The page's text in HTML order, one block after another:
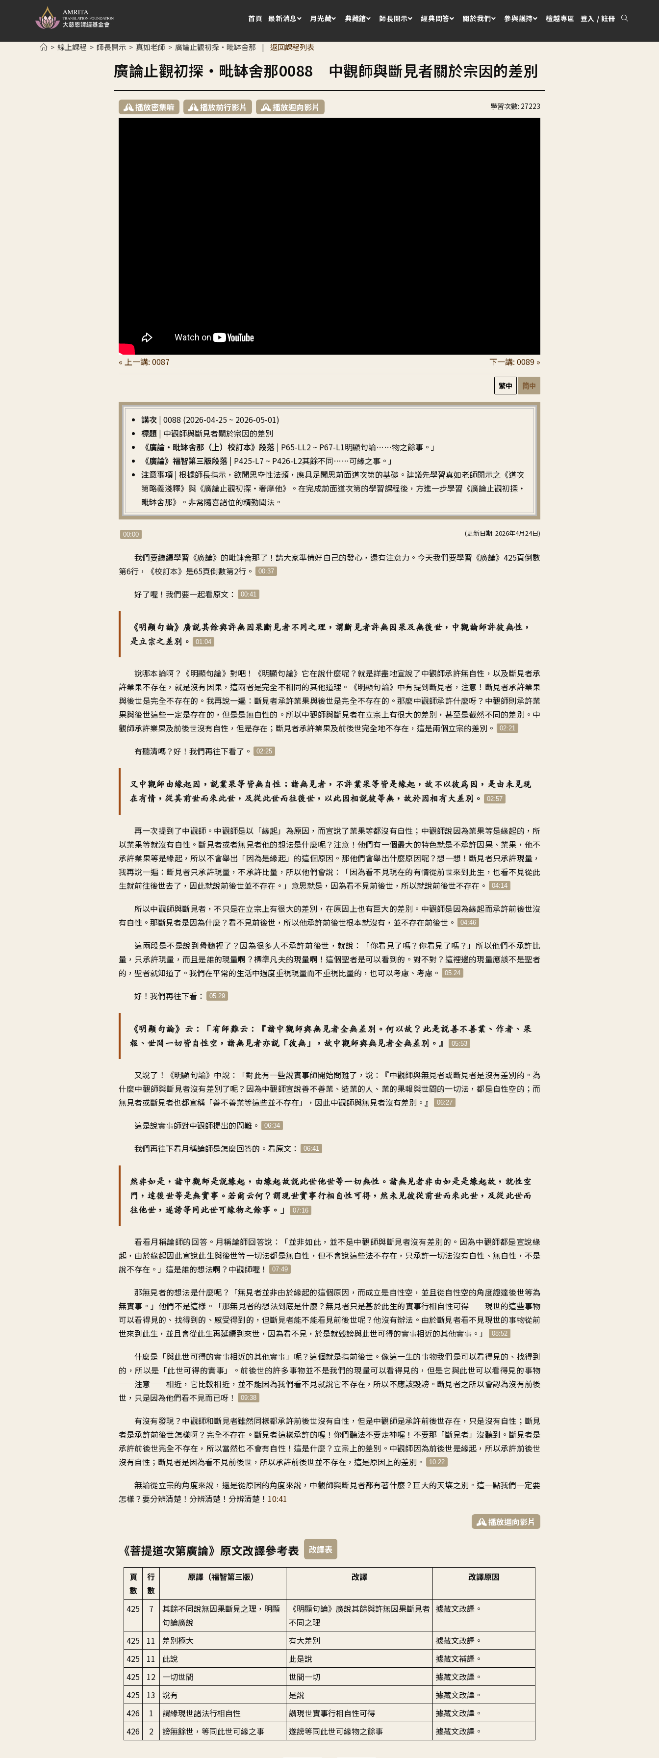
首頁 最新消息 月光藏 典藏館 師長開示 經典問答 關於我們 參與護持 檀越專區 登入 / 註冊
> 線上課程 > 師長開示 > 真如老師 > 廣論止觀初探・毗缽舍那 | 返回課程列表
廣論止觀初探・毗缽舍那0088 中觀師與斷見者關於宗因的差別
播放密集嘛 播放前行影片 播放迴向影片 學習次數: 27223
« 上一講: 0087 下一講: 0089 »
繁中 简中
講次 | 0088 (2026-04-25 ~ 2026-05-01)
標題 | 中觀師與斷見者關於宗因的差別
《廣論・毗缽舍那（上）校訂本》段落 | P65-LL2 ~ P67-L1明顯句論……物之餘事。」
《廣論》福智第三版段落 | P425-L7 ~ P426-L2其餘不同……可緣之事。」
注意事項 | 根據師長指示，欲聞思空性法類，應具足聞思前面道次第的基礎。建議先學習真如老師開示之《道次
第略義淺釋》與《廣論止觀初探・奢摩他》。在完成前面道次第的學習課程後，方進一步學習《廣論止觀初探・
毗缽舍那》。非常隨喜諸位的精勤聞法。
(更新日期: 2026年4月24日)
00:00
我們要繼續學習 《廣論》的毗缽舍那了 ！請大家準備好自己的發心， 還有注意力 。 今天我們要學習 《廣論》425頁倒數
第6行 ，《校訂本》是65頁倒數第2行 。 00:37
好了喔！我們要一起看原文 ： 00:41
《明顯句論》廣說其餘與許無因果斷見者不同之理， 謂斷見者許無因果及無後世， 中觀論師許彼無性 ，
是立宗之差別 。 01:04
說哪本論啊？《明顯句論》對吧 ！《明顯句論》它在說什麼呢 ？就是詳盡地宣說了中觀師承許無自性 ， 以及斷見者承
許業果不存在，就是沒有因果 ， 這兩者是完全不相同的其他道理 。《明顯句論》中有提到斷見者 ， 注意！斷見者承許業果
與後世是完全不存在的 。 我再說一遍 ： 斷見者承許業果與後世是完全不存在的 。那麼中觀師承許什麼呀？ 中觀師則承許業
果與後世這些一定是存在的 ，但是是無自性的 。 所以中觀師與斷見者在立宗上有很大的差別 ， 甚至是截然不同的差別 。 中
觀師承許業果及前後世沒有自性，但是存在 ； 斷見者承許業果及前後世完全地不存在 ， 這是兩個立宗的差別 。 02:21
有聽清嗎？好！我們再往下看了 。 02:25
又中觀師由緣起因 ， 說業果等皆無自性 ； 諸無見者，不許業果等皆是緣起 ， 故不以彼為因 ， 是由未見現
在有情， 從其前世而來此世， 及從此世而往後世， 以此因相說彼等無， 故於因相有大差別 。 02:57
再一次提到了中觀師 。 中觀師是以「緣起」為原因 ， 而宣說了業果等都沒有自性 ； 中觀師說因為業果等是緣起的 ， 所
以業果等就沒有自性 。 斷見者或者無見者他的想法是什麼呢？ 注意！他們有一個最大的特色就是不承許因果、業果 ， 他不
承許業果等是緣起， 所以不會舉出 「因為是緣起」的這個原因 。 那他們會舉出什麼原因呢？想一想 ！ 斷見者只承許現量 ，
我再說一遍 ： 斷見者只承許現量 ， 不承許比量 ， 所以他們會說 ：「因為看不見現在的有情從前世來到此生 ， 也看不見從此
生就前往後世去了 ， 因此就說前後世並不存在 。」 意思就是，因為看不見前後世 ， 所以就說前後世不存在 。 04:14
所以中觀師與斷見者 ， 不只是在立宗上有很大的差別 ， 在原因上也有巨大的差別 。 中觀師是因為緣起而承許前後世沒
有自性 。 那斷見者是因為什麼 ？看不見前後世 ， 所以他承許前後世根本就沒有 ， 並不存在前後世 。 04:46
這兩段是不是說到骨髓裡了 ？ 因為很多人不承許前後世 ，就說：「你看見了嗎？你看見了嗎 ？」 所以他們不承許比
量 ， 只承許現量 ， 而且是誰的現量啊 ？標準凡夫的現量啊 ！ 這個聖者是可以看到的。對不對 ？ 這裡邊的現量應該不是聖者
的 ， 聖者就知道了 。 我們在平常的生活中過度重視現量而不重視比量的 ， 也可以考慮、考慮 。 05:24
好！我們再往下看 ： 05:29
《明顯句論》云 ：「有師難云 ：『諸中觀師與無見者全無差別 。何以故 ？ 此是說善不善業、作者 、 果
報、世間一切皆自性空 ， 諸無見者亦說「彼無」， 故中觀師與無見者全無差別 。』 05:53
又說了！《明顯句論》中說 ：「對此有一些說實事師開始問難了 ， 說：『中觀師與無見者或斷見者是沒有差別的 。 為
什麼中觀師與斷見者沒有差別了呢？ 因為中觀師宣說善不善業 、造業的人、業的果報與世間的一切法 ，都是自性空的 ； 而
無見者或斷見者也都宣稱 「善不善業等這些並不存在」， 因此中觀師與無見者沒有差別 。』 06:27
這是說實事師對中觀師提出的問難 。 06:34
我們再往下看月稱論師是怎麼回答的 。 看原文 ： 06:41
然非如是 ， 諸中觀師是說緣起 ， 由緣起故說此世他世等一切無性 。 諸無見者非由如是是緣起故 ， 就性空
門 ， 達後世等是無實事 。 若爾云何 ？ 謂現世實事行相自性可得 ， 然未見彼從前世而來此世， 及從此世而
往他世， 遂謗等同此世可緣物之餘事 。」 07:16
看看月稱論師的回答 。 月稱論師回答說 ：「並非如此 ， 並不是中觀師與斷見者沒有差別的 。 因為中觀師都是宣說緣
起 ， 由於緣起因此宣說此生與後世等一切法都是無自性 ， 但不會說這些法不存在 ， 只承許一切法沒有自性、無自性 ， 不是
說不存在 。」 這是誰的想法啊？中觀師喔 ！ 07:49
那無見者的想法是什麼呢 ？「無見者並非由於緣起的這個原因 ， 而成立是自性空 ， 並且從自性空的角度證達後世等為
無實事 。」他們不是這樣 。「那無見者的想法到底是什麼 ？無見者只是基於此生的實事行相自性可得──現世的這些事物
可以看得見的 、 找得到的、感受得到的 ，但斷見者能不能看見前後世呢？他沒有辦法 。 由於斷見者看不見現世的事物從前
世來到此生 ， 並且會從此生再延續到來世 ， 因為看不見 ， 於是就毀謗與此世可得的實事相近的其他實事 。」 08:52
什麼是「與此世可得的實事相近的其他實事」呢？ 這個就是指前後世 。 像這一生的事物我們是可以看得見的、找得到
的 ，所以是「此世可得的實事」。前後世的許多事物並不是我們的現量可以看得見的 ， 但是它與此世可以看得見的事物
──注意──相近，它比較相近 ， 並不能因為我們看不見就說它不存在 ，所以不應該毀謗。 斷見者之所以會認為沒有前後
世 ， 只是因為他們看不見而已呀 ！ 09:38
有沒有發現 ？ 中觀師和斷見者雖然同樣都承許前後世沒有自性 ， 但是中觀師是承許前後世存在 ， 只是沒有自性 ； 斷見
者是承許前後世怎樣啊 ？ 完全不存在 。 斷見者這樣承許的喔 ！你們聽法不要走神喔 ！ 不要那「斷見者」沒聽到 。 斷見者是
承許前後世完全不存在 ， 所以當然也不會有自性！ 這是什麼？立宗上的差別 。 中觀師因為前後世是緣起 ， 所以承許前後世
沒有自性 ； 斷見者是因為看不見前後世 ， 所以承許前後世並不存在 ， 這是原因上的差別 。 10:22
無論從立宗的角度來說 ， 還是從原因的角度來說 ， 中觀師與斷見者都有著什麼 ？巨大的天壤之別 。 這一點我們一定要
怎樣？要分辨清楚 ！ 分辨清楚！分辨清楚 ！ 10:41
播放迴向影片
《菩提道次第廣論》原文改譯參考表 改譯表
頁
數
行
數
原譯（福智第三版） 改譯 改譯原因
425 7
其餘不同說無因果斷見之理，明顯
句論廣說
《明顯句論》廣說其餘與許無因果斷見者
不同之理
據藏文改譯。
425 11 差別極大 有大差別
據藏文改譯。
425
11 此說 此是說
據藏文補譯。
425
12 一切世間 世間一切
據藏文改譯。
425
13 說有 是說
據藏文改譯。
426
1 謂緣現世諸法行相自性 謂現世實事行相自性可得
據藏文改譯。
426
2 謗無餘世，等同此世可緣之事 遂謗等同此世可緣物之餘事 據藏文改譯。